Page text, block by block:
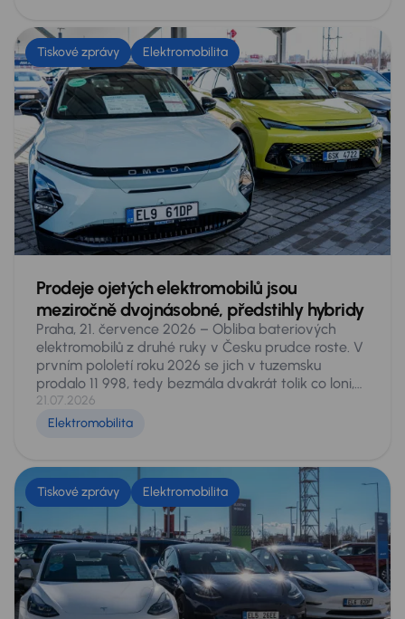
4 310 vozů, meziročně o 359 aut víc, tedy o 9
procent. SUV tvořila o pětinu víc než loni, zatímco
kombi se prodalo o 3 procenta méně. Nejrychleji
rostla dražší auta: v rozmezí 800 až 999 tisíc korun
se prodalo o 29 procent více aut a nad milion o 23
procent. Nejprodávanějším přesto zůstává Škoda
Octavia.
Tiskové zprávy Elektromobilita
Prodeje ojetých elektromobilů jsou
meziročně dvojnásobné, předstihly hybridy
Praha, 21. července 2026 – Obliba bateriových
elektromobilů z druhé ruky v Česku prudce roste. V
prvním pololetí roku 2026 se jich v tuzemsku
prodalo 11 998, tedy bezmála dvakrát tolik co loni,
kdy za stejné období našlo nového majitele 6 051
vozů. Podíl elektromobilů na celém sekundárním
hybridů dohromady. Vyplývá to z analýzy dat
pokrývajících celý český sekundární trh, provedené
experty AURES Holdings, provozovatele sítí
autocenter AAA AUTO a Mototechna. Také v nich
zaznamenali letos na domácím trhu více než
dvojnásobné prodeje.
21.07.2026
Elektromobilita
Tiskové zprávy Elektromobilita